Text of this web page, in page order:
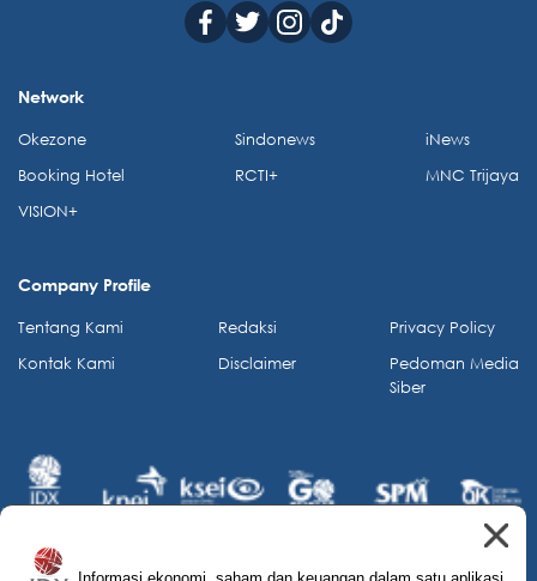
Informasi ekonomi, saham dan keuangan dalam satu aplikasi.
Network
Okezone
Booking Hotel
VISION+
Sindonews
RCTI+
iNews
MNC Trijaya
Company Profile
Tentang Kami
Kontak Kami
Redaksi
Disclaimer
Privacy Policy
Pedoman Media
Siber